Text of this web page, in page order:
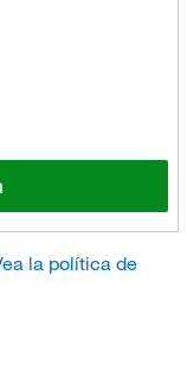
la política de